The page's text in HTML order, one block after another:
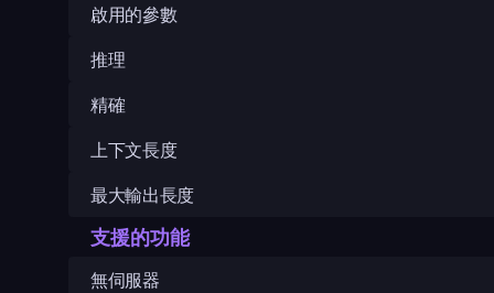
啟用的參數
推理
精確
上下文長度
最大輸出長度
支援的功能
無伺服器